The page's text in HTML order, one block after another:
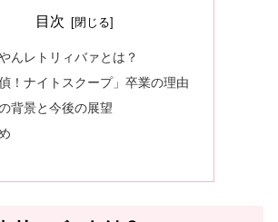
目次
んレトリィバァとは？
偵！ナイトスクープ」卒業の理由
背景と今後の展望